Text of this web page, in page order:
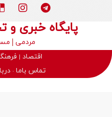
پایگاه خبری و
مردمی
اقتصاد
تماس باما